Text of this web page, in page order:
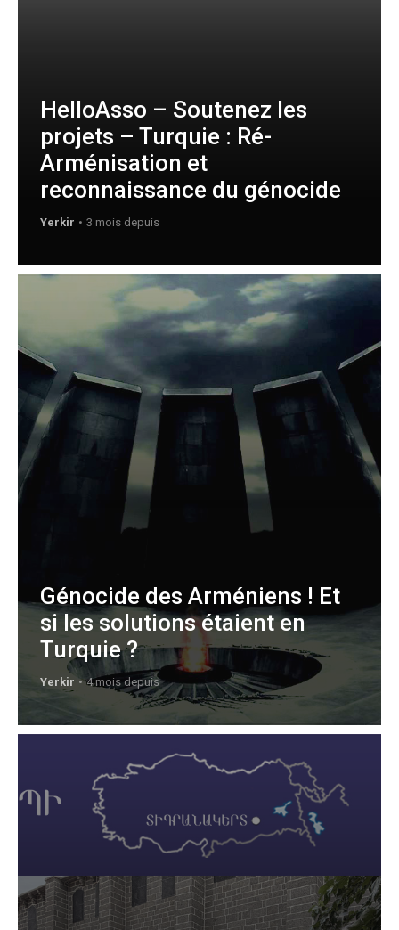
HelloAsso – Soutenez les
projets – Turquie : Ré-
Arménisation et
reconnaissance du génocide
Yerkir 3 mois depuis
Génocide des Arméniens ! Et
si les solutions étaient en
Turquie ?
Yerkir 4 mois depuis